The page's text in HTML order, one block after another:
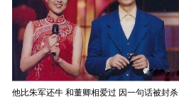
他比朱军还牛 和董卿相爱过 因一句话被封杀